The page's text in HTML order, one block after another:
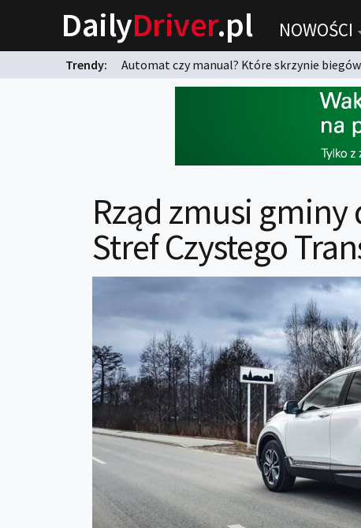
DailyDriver.pl NOWOŚCI
Trendy: Automat czy manual? Które skrzynie
Rząd zmusi
Stref Czystego